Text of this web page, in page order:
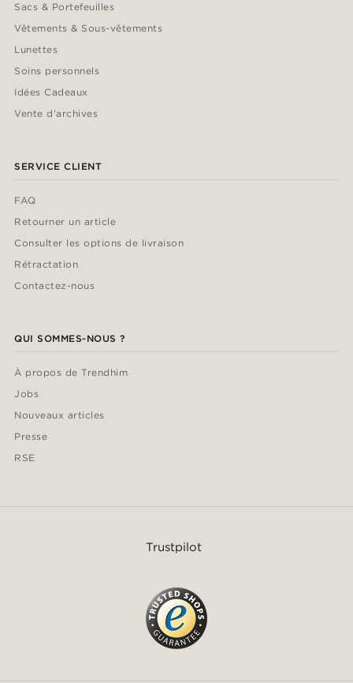
Sacs & Portefeuilles
Vêtements & Sous-vêtements
Lunettes
Soins personnels
Idées Cadeaux
Vente d'archives
SERVICE CLIENT
FAQ
Retourner un article
Consulter les options de livraison
Rétractation
Contactez-nous
QUI SOMMES-NOUS ?
À propos de Trendhim
Jobs
Nouveaux articles
Presse
RSE
Trustpilot